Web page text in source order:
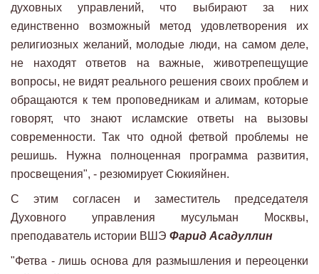
духовных управлений, что выбирают за них
единственно возможный метод удовлетворения их
религиозных желаний, молодые люди, на самом деле,
не находят ответов на важные, животрепещущие
вопросы, не видят реального решения своих проблем и
обращаются к тем проповедникам и алимам, которые
говорят, что знают исламские ответы на вызовы
современности. Так что одной фетвой проблемы не
решишь. Нужна полноценная программа развития,
просвещения", - резюмирует Сюкияйнен.
С этим согласен и заместитель председателя
Духовного управления мусульман Москвы,
преподаватель истории ВШЭ Фарид Асадуллин
"Фетва - лишь основа для размышления и переоценки